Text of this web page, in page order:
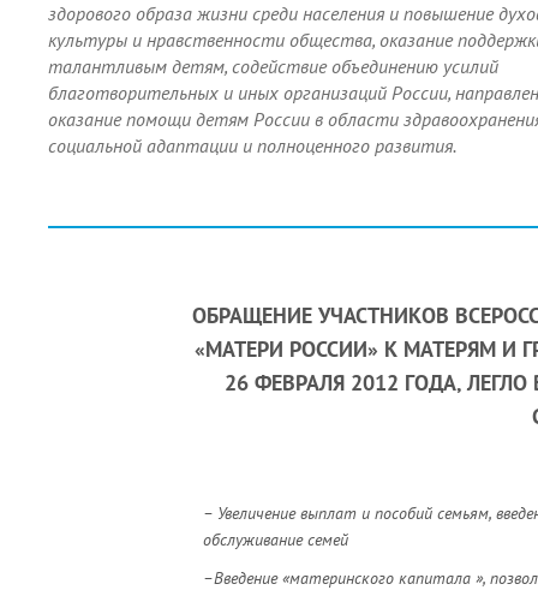
здорового образа жизни среди населения и повышение
культуры и нравственности общества, оказание
талантливым детям, содействие объединению усилий
благотворительных и иных организаций России,
оказание помощи детям России в области
социальной адаптации и полноценного развития.
ОБРАЩЕНИЕ УЧАСТНИКОВ
«МАТЕРИ РОССИИ» К МАТЕРЯМ И
26 ФЕВРАЛЯ 2012 ГОДА,
– Увеличение выплат и пособий семьям,
обслуживание семей
–Введение «материнского капитала »,